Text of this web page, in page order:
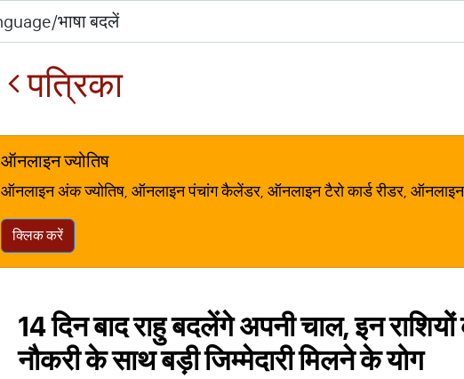
पत्रिका
ऑनलाइन ज्योतिष
ऑनलाइन अंक ज्योतिष, ऑनलाइन पंचांग कैलेंडर, ऑनलाइन टैरो कार्ड रीडर,
क्लिक करें
14 दिन बाद राहु बदलेंगे अपनी चाल, इन
नौकरी के साथ बड़ी जिम्मेदारी मिलने के योग